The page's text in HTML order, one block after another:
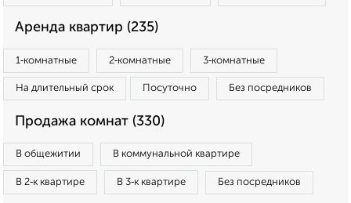
Аренда квартир (235)
1‑комнатные 2‑комнатные 3‑комнатные
На длительный срок Посуточно Без посредников
Продажа комнат (330)
В общежитии В коммунальной квартире
В 2‑к квартире В 3‑к квартире Без посредников